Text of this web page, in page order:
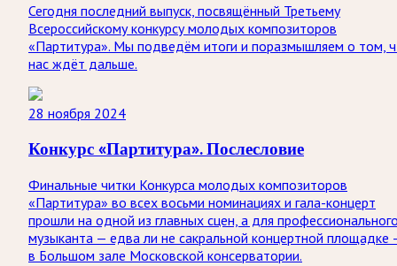
Сегодня последний выпуск, посвящённый Третьему
Всероссийскому конкурсу молодых композиторов
«Партитура». Мы подведём итоги и поразмышляем о том,
нас ждëт дальше.
28 ноября 2024
Конкурс «Партитура». Послесловие
Финальные читки Конкурса молодых композиторов
«Партитура» во всех восьми номинациях и гала-концерт
прошли на одной из главных сцен, а для
музыканта — едва ли не сакральной концертной площадке
в Большом зале Московской консерватории.